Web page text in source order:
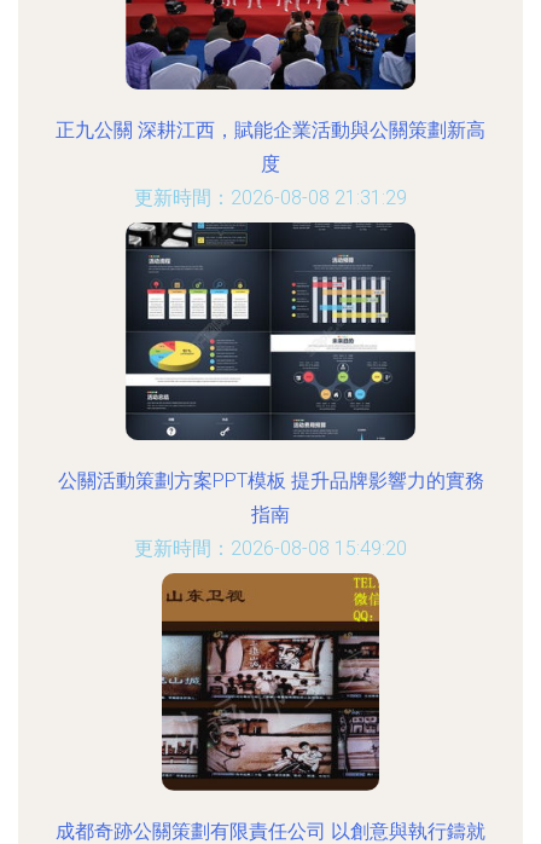
正九公關 深耕江西，賦能企業活動與公關策劃新高
度
更新時間：2026-08-08 21:31:29
公關活動策劃方案PPT模板 提升品牌影響力的實務
指南
更新時間：2026-08-08 15:49:20
成都奇跡公關策劃有限責任公司 以創意與執行鑄就